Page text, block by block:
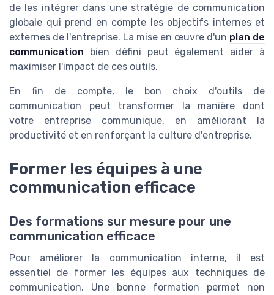
de les intégrer dans une stratégie de communication
globale qui prend en compte les objectifs internes et
externes de l'entreprise. La mise en œuvre d'un plan de
communication bien défini peut également aider à
maximiser l'impact de ces outils.
En fin de compte, le bon choix d'outils de
communication peut transformer la manière dont
votre entreprise communique, en améliorant la
productivité et en renforçant la culture d'entreprise.
Former les équipes à une
communication efficace
Des formations sur mesure pour une
communication efficace
Pour améliorer la communication interne, il est
essentiel de former les équipes aux techniques de
communication. Une bonne formation permet non